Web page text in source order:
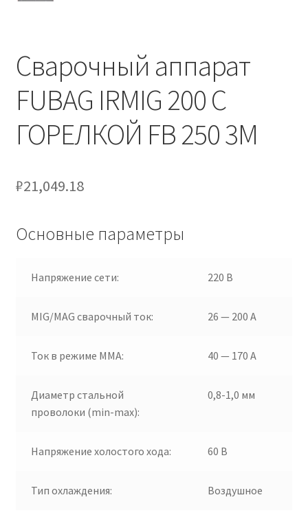
Сварочный аппарат
FUBAG IRMIG 200 С
ГОРЕЛКОЙ FB 250 3М
₽21,049.18
Основные параметры
Напряжение сети: 220 В
MIG/MAG cварочный ток: 26 — 200 А
Ток в режиме ММА: 40 — 170 А
Диаметр стальной
проволоки (min-max):
0,8-1,0 мм
Напряжение холостого хода: 60 В
Тип охлаждения: Воздушное